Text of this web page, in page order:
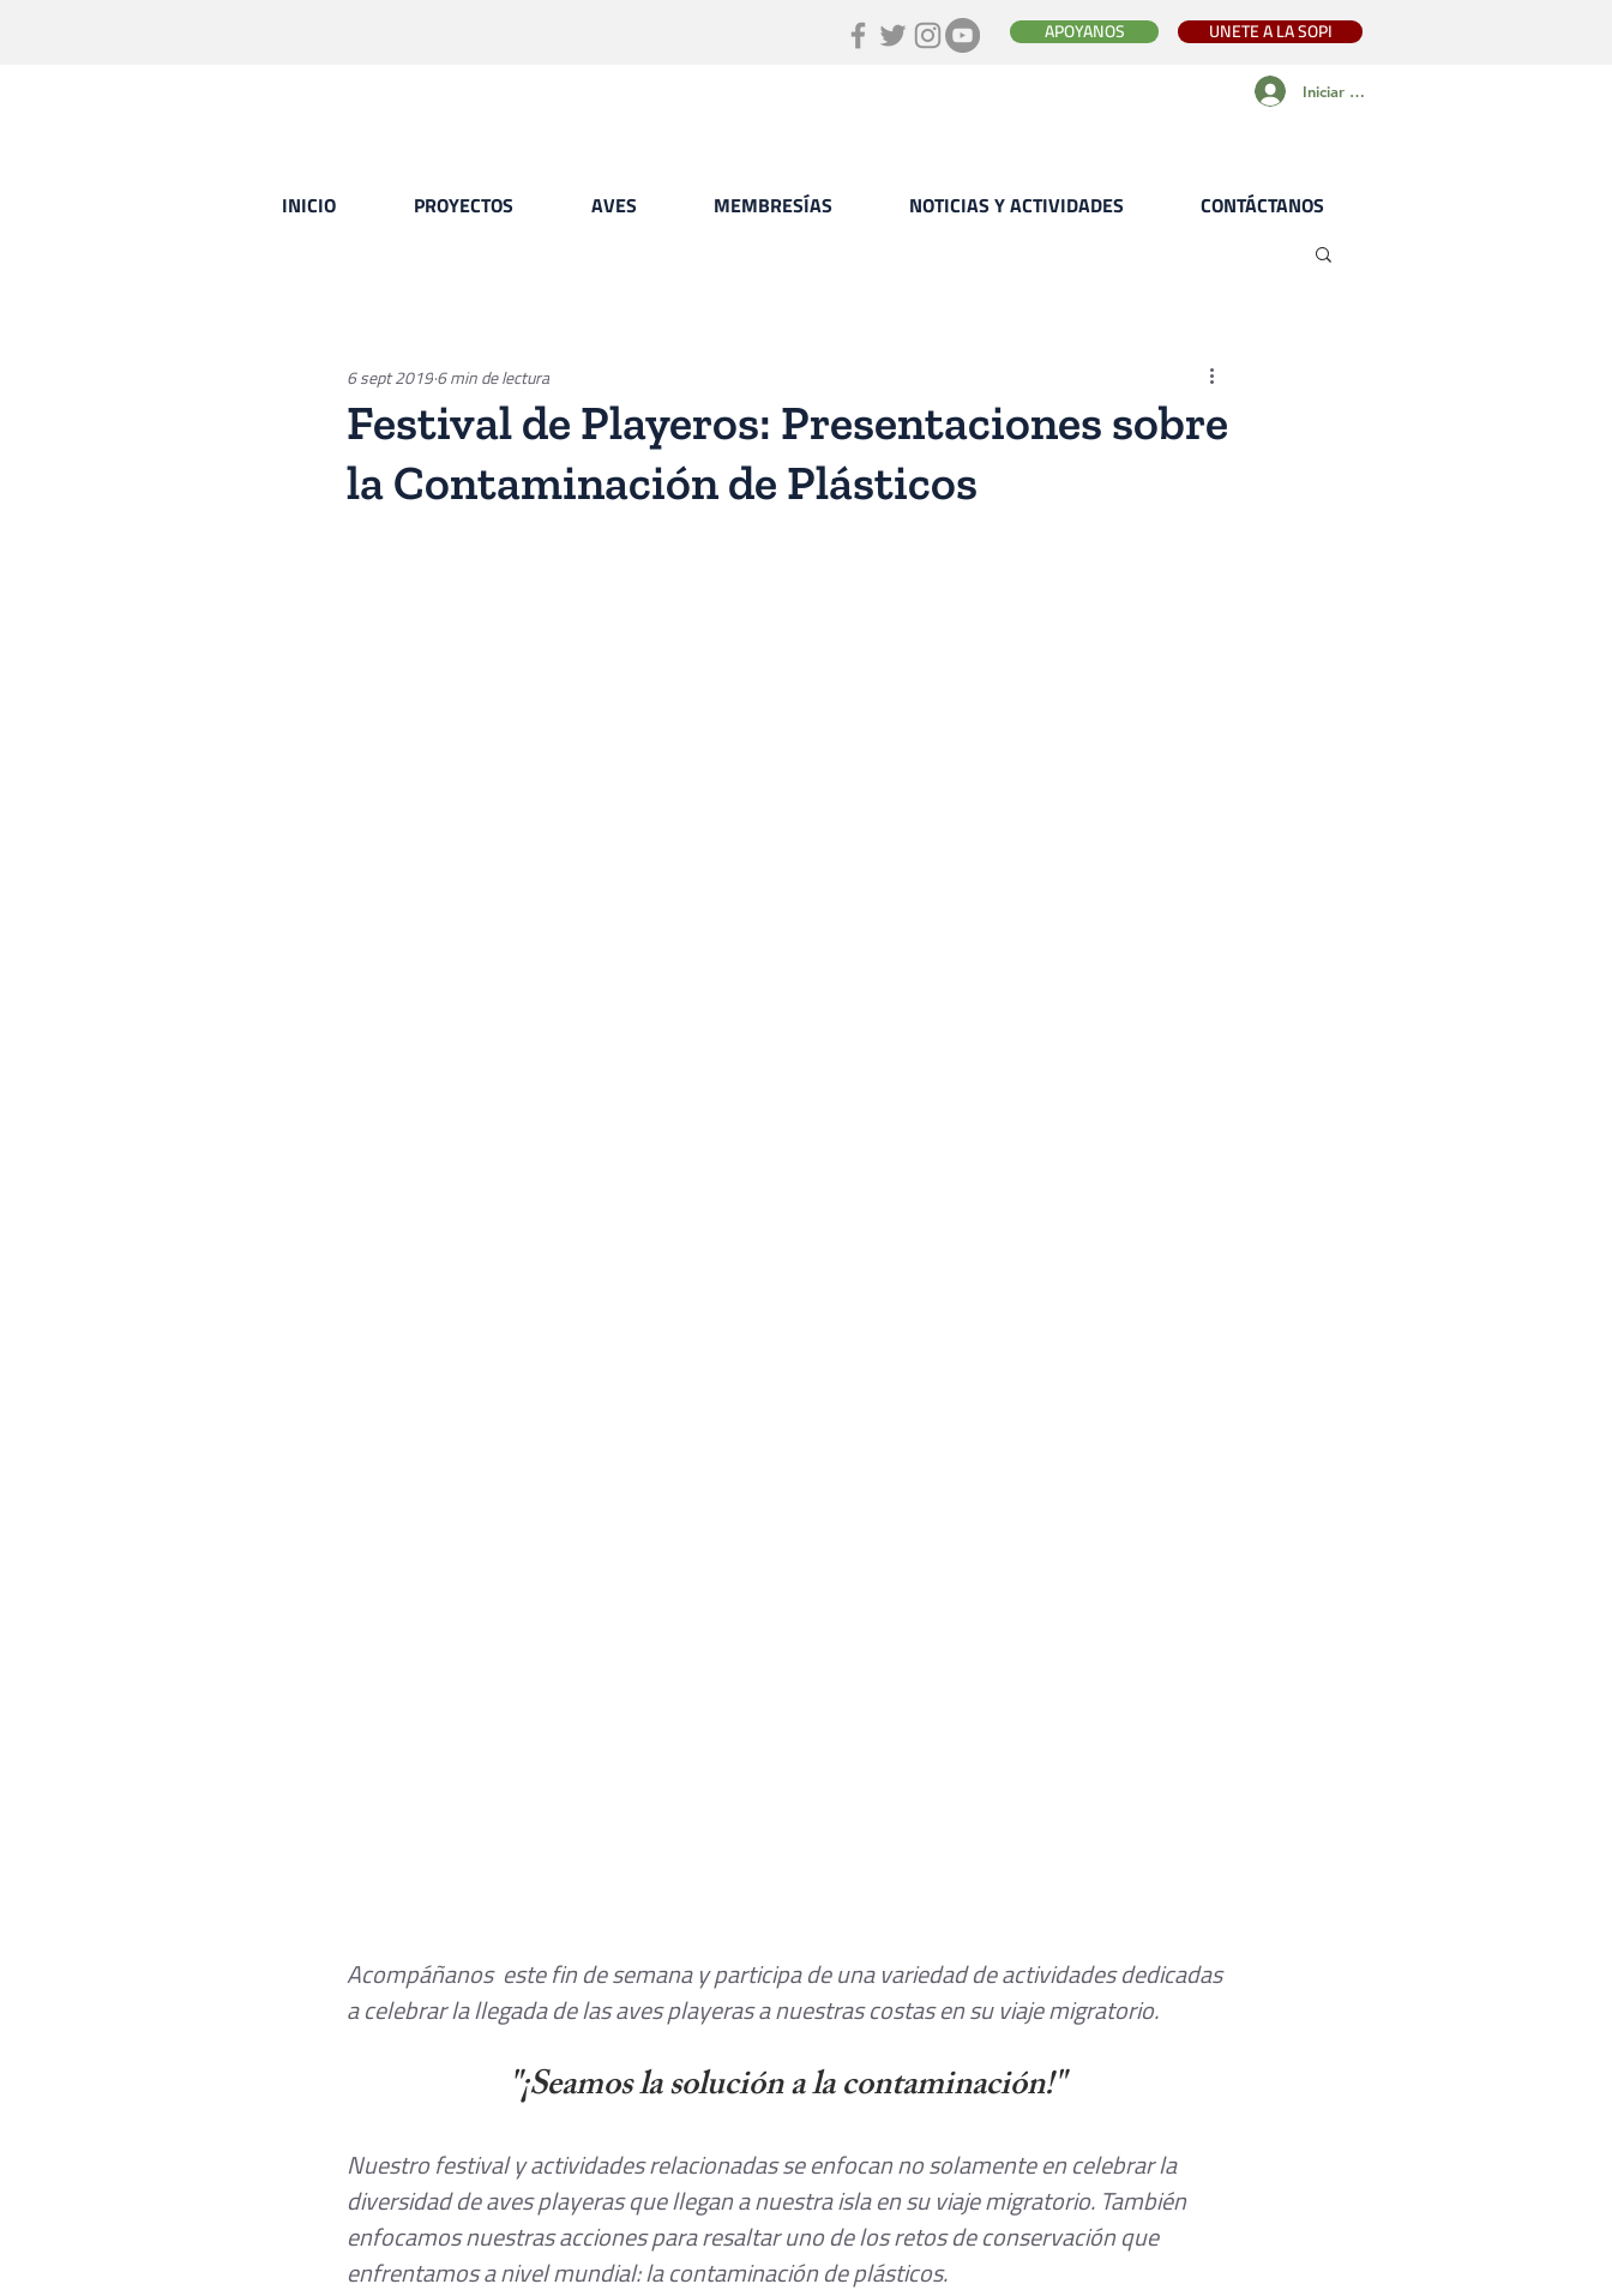
APOYANOS UNETE A LA SOPI
Iniciar sesión
INICIO PROYECTOS AVES MEMBRESÍAS NOTICIAS Y ACTIVIDADES CONTÁCTANOS
Festival de Playeros: Presentaciones sobre
la Contaminación de Plásticos
6 sept 20196 min de lectura
Acompáñanos  este fin de semana y participa de una variedad de actividades dedicadas
a celebrar la llegada de las aves playeras a nuestras costas en su viaje migratorio.
"¡Seamos la solución a la contaminación!"
Nuestro festival y actividades relacionadas se enfocan no solamente en celebrar la
diversidad de aves playeras que llegan a nuestra isla en su viaje migratorio. También
enfocamos nuestras acciones para resaltar uno de los retos de conservación que
enfrentamos a nivel mundial: la contaminación de plásticos.